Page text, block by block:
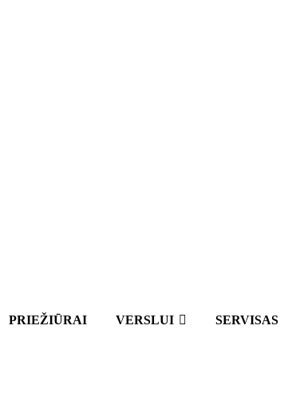
PRIEŽIŪRAI VERSLUI SERVISAS